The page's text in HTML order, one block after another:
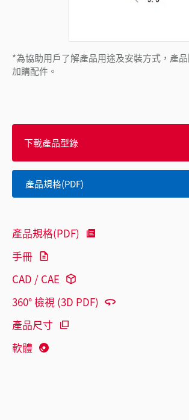
*為協助用戶了解產品用途及安裝方式，產
加購配件。
下載產品型錄
產品規格(PDF)
產品規格(PDF)
手冊
CAD / CAE
360° 檢視 (3D PDF)
產品尺寸
軟體